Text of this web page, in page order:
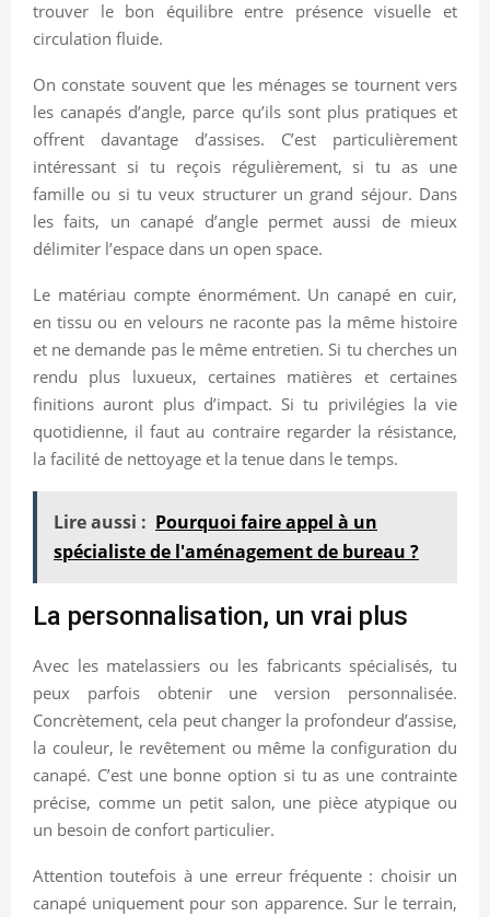
trouver le bon équilibre entre présence visuelle et
circulation fluide.
On constate souvent que les ménages se tournent vers
les canapés d’angle, parce qu’ils sont plus pratiques et
offrent davantage d’assises. C’est particulièrement
intéressant si tu reçois régulièrement, si tu as une
famille ou si tu veux structurer un grand séjour. Dans
les faits, un canapé d’angle permet aussi de mieux
délimiter l’espace dans un open space.
Le matériau compte énormément. Un canapé en cuir,
en tissu ou en velours ne raconte pas la même histoire
et ne demande pas le même entretien. Si tu cherches un
rendu plus luxueux, certaines matières et certaines
finitions auront plus d’impact. Si tu privilégies la vie
quotidienne, il faut au contraire regarder la résistance,
la facilité de nettoyage et la tenue dans le temps.
Lire aussi : Pourquoi faire appel à un
spécialiste de l'aménagement de bureau ?
La personnalisation, un vrai plus
Avec les matelassiers ou les fabricants spécialisés, tu
peux parfois obtenir une version personnalisée.
Concrètement, cela peut changer la profondeur d’assise,
la couleur, le revêtement ou même la configuration du
canapé. C’est une bonne option si tu as une contrainte
précise, comme un petit salon, une pièce atypique ou
un besoin de confort particulier.
Attention toutefois à une erreur fréquente : choisir un
canapé uniquement pour son apparence. Sur le terrain,